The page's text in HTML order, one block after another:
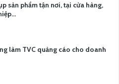
sản phẩm tận nơi, tại cửa hàng,
làm TVC quảng cáo cho doanh